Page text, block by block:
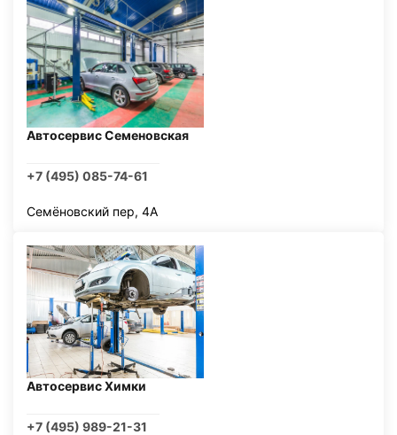
Автосервис Семеновская
+7 (495) 085-74-61
Семёновский пер, 4А
Автосервис Химки
+7 (495) 989-21-31